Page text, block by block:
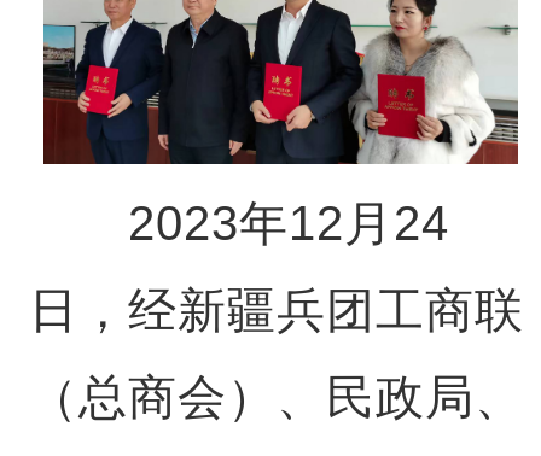
2023年12月24
日，经新疆兵团工商联
（总商会）、民政局、